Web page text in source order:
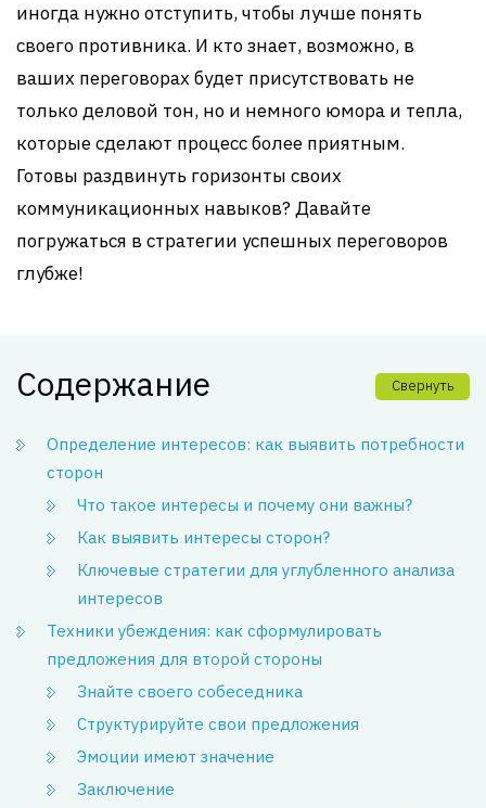
иногда нужно отступить, чтобы лучше понять
своего противника. И кто знает, возможно, в
ваших переговорах будет присутствовать не
только деловой тон, но и немного юмора и тепла,
которые сделают процесс более приятным.
Готовы раздвинуть горизонты своих
коммуникационных навыков? Давайте
погружаться в стратегии успешных переговоров
глубже!
Содержание Свернуть
Определение интересов: как выявить потребности
сторон
Что такое интересы и почему они важны?
Как выявить интересы сторон?
Ключевые стратегии для углубленного анализа
интересов
Техники убеждения: как сформулировать
предложения для второй стороны
Знайте своего собеседника
Структурируйте свои предложения
Эмоции имеют значение
Заключение